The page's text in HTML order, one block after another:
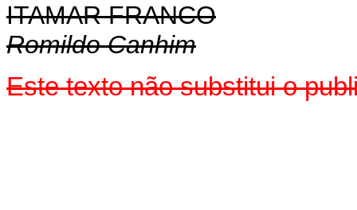
ITAMAR FRANCO
Romildo Canhim
Este texto não substitui o